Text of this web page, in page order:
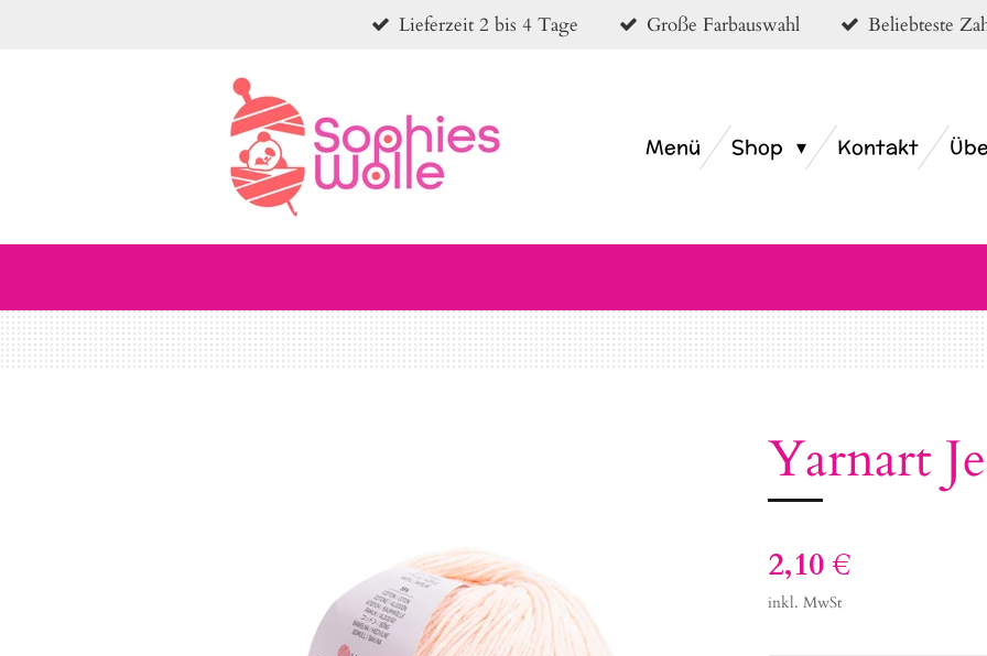
Lieferzeit 2 bis 4 Tage Große Farbauswahl Beliebteste
Menü Shop Kontakt
Yarnart
2,10 €
inkl. MwSt